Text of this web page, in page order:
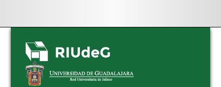
Skip
navigation